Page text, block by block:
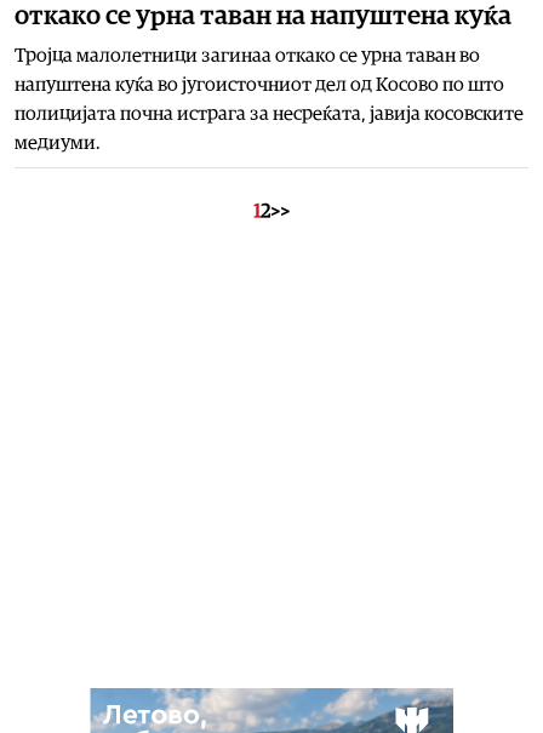
откако се урна таван на напуштена куќа
Тројца малолетници загинаа откако се урна таван во
напуштена куќа во југоисточниот дел од Косово по што
полицијата почна истрага за несреќата, јавија косовските
медиуми.
12>>